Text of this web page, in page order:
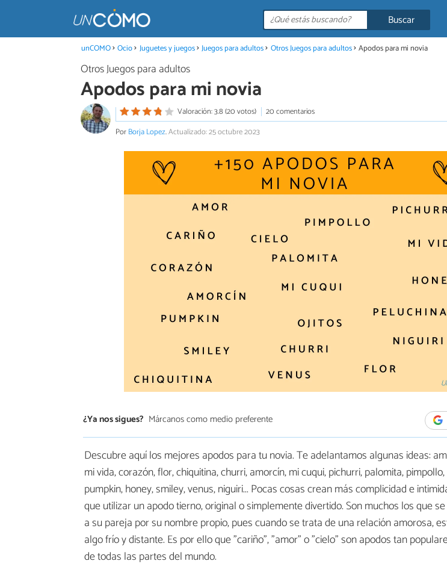
Buscar
unCOMO Ocio Juguetes y juegos Juegos para adultos Otros Juegos para adultos Apodos para mi novia
Otros Juegos para adultos
Apodos para mi novia
Valoración: 3.8 (20 votos)
20 comentarios
PorBorja Lopez.Actualizado: 25 octubre 2023
¿Ya nos sigues? Márcanos como medio preferente
Descubre aquí los mejores apodos para tu novia. Te adelantamos algunas ideas:
mi vida, corazón, flor, chiquitina, churri, amorcín, mi cuqui, pichurri, palomita,
pumpkin, honey, smiley, venus, niguiri... Pocas cosas crean más complicidad e
que utilizar un apodo tierno, original o simplemente divertido. Son muchos los que
a su pareja por su nombre propio, pues cuando se trata de una relación amorosa,
algo frío y distante. Es por ello que "cariño", "amor" o "cielo" son apodos tan
de todas las partes del mundo.